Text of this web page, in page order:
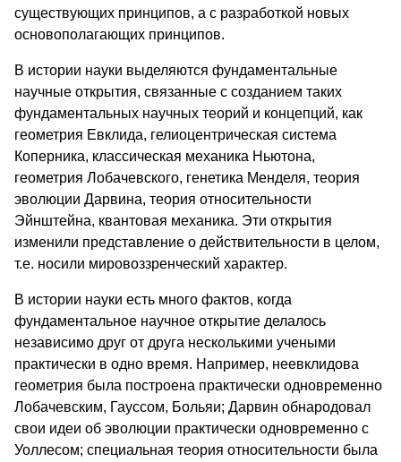
существующих принципов, а с разработкой новых
основополагающих принципов.
В истории науки выделяются фундаментальные
научные открытия, связанные с созданием таких
фундаментальных научных теорий и концепций, как
геометрия Евклида, гелиоцентрическая система
Коперника, классическая механика Ньютона,
геометрия Лобачевского, генетика Менделя, теория
эволюции Дарвина, теория относительности
Эйнштейна, квантовая механика. Эти открытия
изменили представление о действительности в целом,
т.е. носили мировоззренческий характер.
В истории науки есть много фактов, когда
фундаментальное научное открытие делалось
независимо друг от друга несколькими учеными
практически в одно время. Например, неевклидова
геометрия была построена практически одновременно
Лобачевским, Гауссом, Больяи; Дарвин обнародовал
свои идеи об эволюции практически одновременно с
Уоллесом; специальная теория относительности была